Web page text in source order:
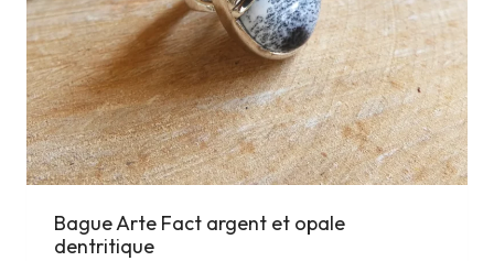
Bague Arte Fact argent et opale
dentritique